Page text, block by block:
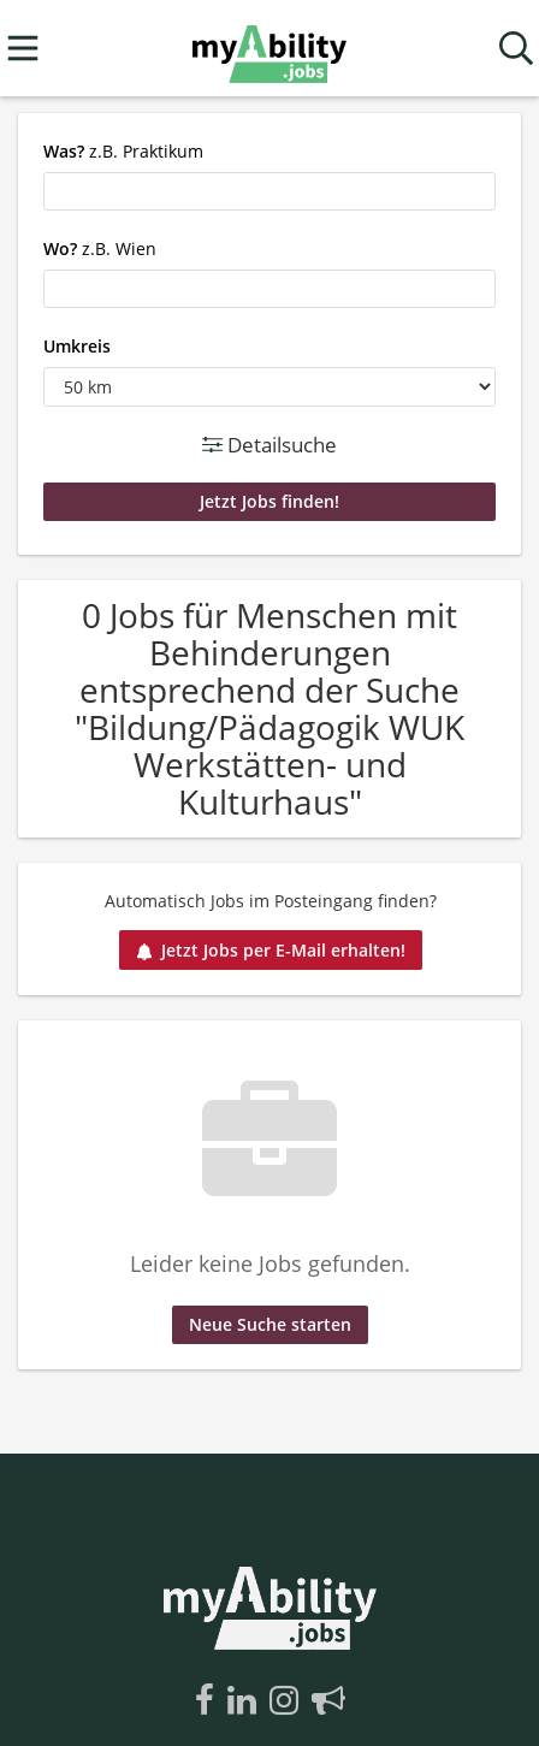
Was? z.B. Praktikum
Wo? z.B. Wien
Umkreis
Detailsuche
0 Jobs für Menschen mit
Behinderungen
entsprechend der Suche
"Bildung/Pädagogik WUK
Werkstätten- und
Kulturhaus"
Automatisch Jobs im Posteingang finden?
Jetzt Jobs per E-Mail erhalten!
Leider keine Jobs gefunden.
Neue Suche starten